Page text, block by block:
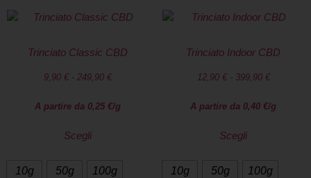
Trinciato Classic CBD
9,90 € - 249,90 €
A partire da 0,25 €/g
Scegli
10g 50g 100g
Trinciato Indoor CBD
12,90 € - 399,90 €
A partire da 0,40 €/g
Scegli
10g 50g 100g